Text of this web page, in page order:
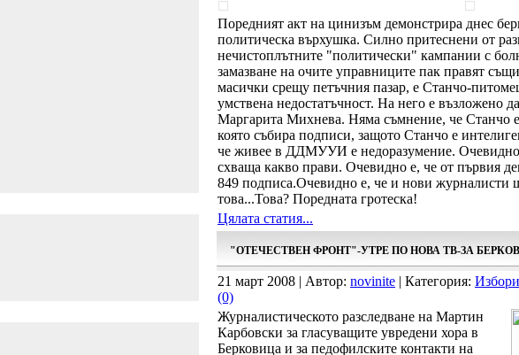
Поредният акт на цинизъм демонстрира днес
политическа върхушка. Силно притеснени от
нечистоплътните "политически" кампании с
замазване на очите управниците пак правят
масички срещу петъчния пазар, е Станчо-
умствена недостатъчност. На него е възложено
Маргарита Михнева. Няма съмнение, че Станчо
която събира подписи, защото Станчо е
че живее в ДДМУУИ е недоразумение. Очевидно
схваща какво прави. Очевидно е, че от първия
849 подписа.Очевидно е, че и нови журналисти
това...Това? Поредната гротеска!
Цялата статия...
"ОТЕЧЕСТВЕН ФРОНТ"-УТРЕ ПО НОВА ТВ-ЗА
21 март 2008 | Автор: novinite | Категория:
(0)
Журналистическото разследване на Мартин
Карбовски за гласуващите увредени хора в
Берковица и за педофилските контакти на